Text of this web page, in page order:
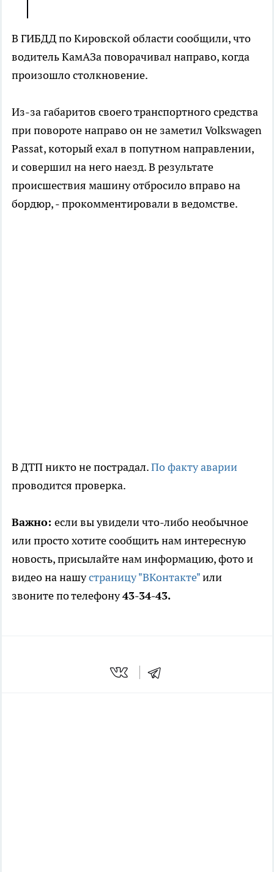
В ГИБДД по Кировской области сообщили, что
водитель КамАЗа поворачивал направо, когда
произошло столкновение.
Из-за габаритов своего транспортного средства
при повороте направо он не заметил Volkswagen
Passat, который ехал в попутном направлении,
и совершил на него наезд. В результате
происшествия машину отбросило вправо на
бордюр, - прокомментировали в ведомстве.
В ДТП никто не пострадал.По факту аварии
проводится проверка.
Важно: если вы увидели что-либо необычное
или просто хотите сообщить нам интересную
новость, присылайте нам информацию, фото и
видео на нашустраницу "ВКонтакте"или
звоните по телефону43-34-43.